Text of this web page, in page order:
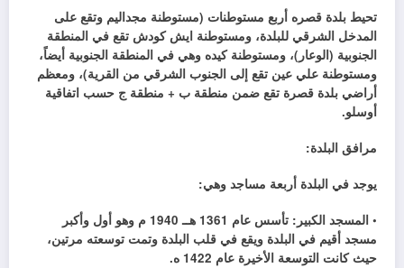
تحيط بلدة قصره أربع مستوطنات (مستوطنة مجداليم وتقع على
المدخل الشرقي للبلدة، ومستوطنة ايش كودش تقع في المنطقة
الجنوبية (الوعار)، ومستوطنة كيده وهي في المنطقة الجنوبية أيضاً،
ومستوطنة علي عين تقع إلى الجنوب الشرقي من القرية)، ومعظم
أراضي بلدة قصرة تقع ضمن منطقة ب + منطقة ج حسب اتفاقية
أوسلو.
مرافق البلدة:
يوجد في البلدة أربعة مساجد وهي:
• المسجد الكبير: تأسس عام 1361 هــ 1940 م وهو أول وأكبر
مسجد أقيم في البلدة ويقع في قلب البلدة وتمت توسعته مرتين،
حيث كانت التوسعة الأخيرة عام 1422 ه.